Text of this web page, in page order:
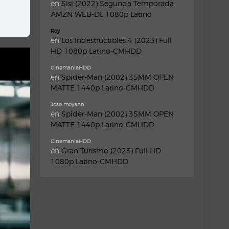
en Sisi (2022) Segunda Temporada
AMZN WEB-DL 1080p Latino
Roy
en Los Indestructibles 4 (2023) Full
HD 1080p Latino-CMHDD
CinemaniaHDD
en Spider-Man (2002) 35MM OPEN
MATTE 1440p Latino-CMHDD
Jose moyano
en Spider-Man (2002) 35MM OPEN
MATTE 1440p Latino-CMHDD
CinemaniaHDD
en Gran Turismo (2023) Full HD
1080p Latino-CMHDD